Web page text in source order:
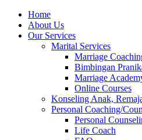
Skip
content
Home
About Us
Our Services
Marital Services
Marriage
Bimbingan
Marriage
Online Courses
Konseling Anak,
Personal Coaching/
Personal
Life Coach